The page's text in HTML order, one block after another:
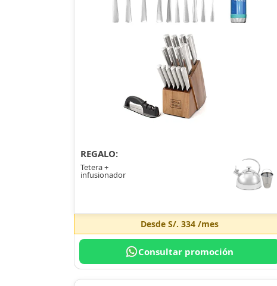
REGALO:
Tetera +
infusionador
Desde S/. 334/mes
Consultar promoción